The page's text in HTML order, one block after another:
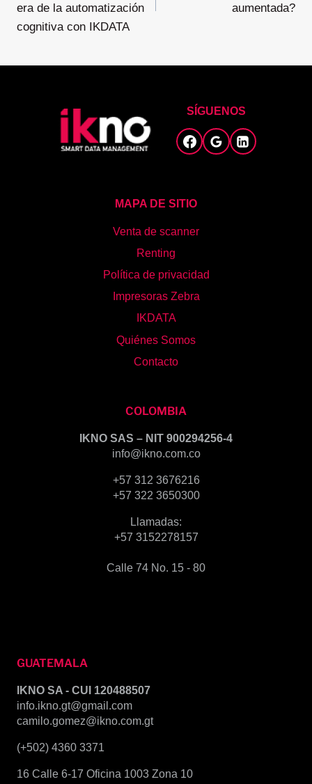
entradas
era de la automatización
cognitiva con IKDATA
aumentada?
SÍGUENOS
MAPA DE SITIO
Venta de scanner
Renting
Política de privacidad
Impresoras Zebra
IKDATA
Quiénes Somos
Contacto
COLOMBIA
IKNO SAS – NIT 900294256-4
info@ikno.com.co
+57 312 3676216
+57 322 3650300
Llamadas:
+57 3152278157
Calle 74 No. 15 - 80
GUATEMALA
IKNO SA - CUI 120488507
info.ikno.gt@gmail.com
camilo.gomez@ikno.com.gt
(+502) 4360 3371
16 Calle 6-17 Oficina 1003 Zona 10